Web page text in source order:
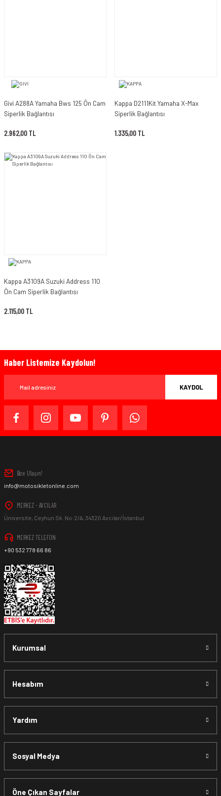
Givi A288A Yamaha Bws 125 Ön Cam
Siperlik Bağlantısı
2.962,00 TL
Kappa D2111Kit Yamaha X-Max
Siperlik Bağlantısı
1.335,00 TL
Kappa A3109A Suzuki Address 110
Ön Cam Siperlik Bağlantısı
2.115,00 TL
Haber Listemize Kaydolun!
KAYDOL
Bize Ulaşın!
info@motosikletonline.com
MERKEZ - AVCILAR
Üniversite, Ceyhun Sk. No:2/A, 34320 Avcılar/İstanbul
MERKEZ TELEFON
+90 532 778 66 86
Kurumsal
Hesabım
Yardım
Sosyal Medya
Öne Çıkan Sayfalar